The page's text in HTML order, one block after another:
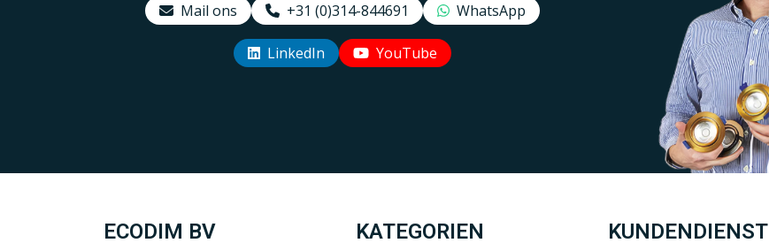
Mail ons +31 (0)314-844691 WhatsApp
LinkedIn YouTube
Uw EcoDim team
ECODIM BV KATEGORIEN KUNDENDIENST